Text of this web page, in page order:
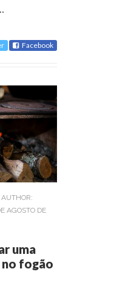
Facebook
AUTHOR:
AGOSTO DE
uma
fogão